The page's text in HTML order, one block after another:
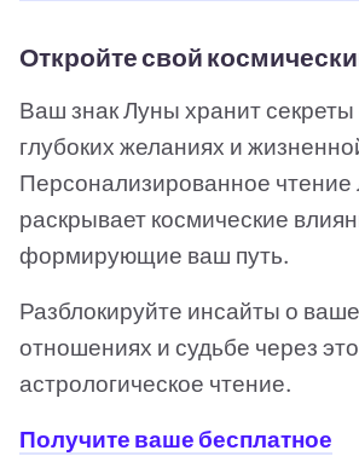
Откройте свой
Ваш знак Луны хранит
глубоких желаниях и
Персонализированное
раскрывает космические
формирующие ваш путь.
Разблокируйте инсайты о
отношениях и судьбе через
астрологическое чтение.
Получите ваше бесплатное